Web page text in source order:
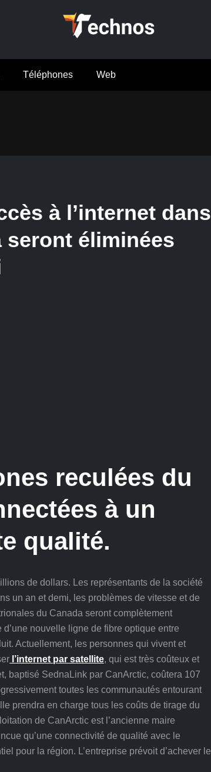
Téléphones Web
à l’internet dans
seront éliminées
reculées du
à un
qualité.
de dollars. Les représentants de la société
un an et demi, les problèmes de vitesse et de
du Canada seront complètement
nouvelle ligne de fibre optique entre
Actuellement, les personnes qui vivent et
l’internet par satellite, qui est très coûteux et
baptisé SednaLink par CanArctic, coûtera 107
toutes les communautés entourant
prendra en charge tous les coûts de tirage du
de CanArctic est l’ancienne maire
qu’une connectivité de qualité avec le
pour la région. L’entreprise prévoit d’achever le